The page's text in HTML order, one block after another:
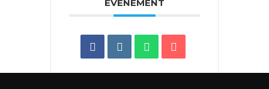
ÉVÉNEMENT